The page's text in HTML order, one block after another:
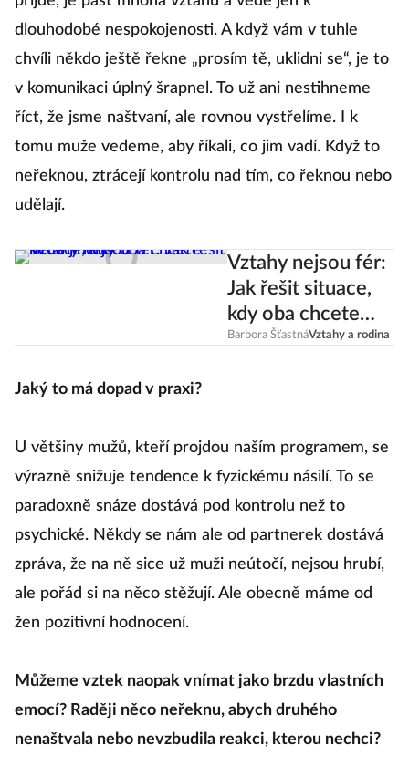
dlouhodobé nespokojenosti. A když vám v tuhle
chvíli někdo ještě řekne „prosím tě, uklidni se“, je to
v komunikaci úplný šrapnel. To už ani nestihneme
říct, že jsme naštvaní, ale rovnou vystřelíme. I k
tomu muže vedeme, aby říkali, co jim vadí. Když to
neřeknou, ztrácejí kontrolu nad tím, co řeknou nebo
udělají.
Vztahy nejsou fér:
Jak řešit situace,
kdy oba chcete
něco jiného?
Barbora ŠťastnáVztahy a rodina
Jaký to má dopad v praxi?
U většiny mužů, kteří projdou naším programem, se
výrazně snižuje tendence k fyzickému násilí. To se
paradoxně snáze dostává pod kontrolu než to
psychické. Někdy se nám ale od partnerek dostává
zpráva, že na ně sice už muži neútočí, nejsou hrubí,
ale pořád si na něco stěžují. Ale obecně máme od
žen pozitivní hodnocení.
Můžeme vztek naopak vnímat jako brzdu vlastních
emocí? Raději něco neřeknu, abych druhého
nenaštvala nebo nevzbudila reakci, kterou nechci?